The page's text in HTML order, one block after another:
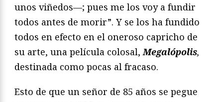
unos viñedos—; pues me los voy a fundir
todos antes de morir”. Y se los ha fundido
todos en efecto en el oneroso capricho de
su arte, una película colosal, Megalópolis,
destinada como pocas al fracaso.
Esto de que un señor de 85 años se pegue